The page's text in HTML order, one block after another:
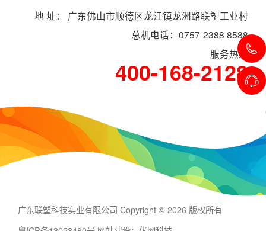
地 址： 广东佛山市顺德区龙江镇龙洲路联塑工业村
总机电话：0757-2388 8588
服务热线
400-168-2128
广东联塑科技实业有限公司 Copyright © 2026 版权所有